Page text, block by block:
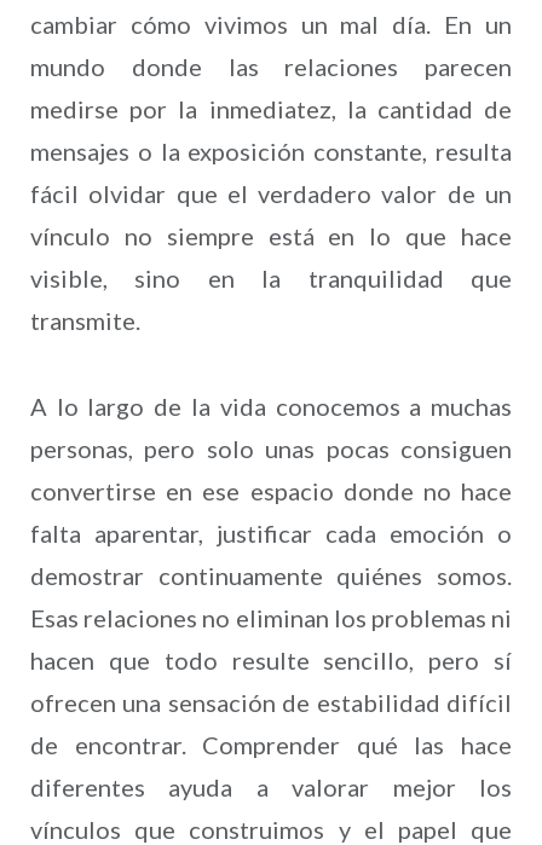
cambiar cómo vivimos un mal día. En un
mundo donde las relaciones parecen
medirse por la inmediatez, la cantidad de
mensajes o la exposición constante, resulta
fácil olvidar que el verdadero valor de un
vínculo no siempre está en lo que hace
visible, sino en la tranquilidad que
transmite.
A lo largo de la vida conocemos a muchas
personas, pero solo unas pocas consiguen
convertirse en ese espacio donde no hace
falta aparentar, justificar cada emoción o
demostrar continuamente quiénes somos.
Esas relaciones no eliminan los problemas ni
hacen que todo resulte sencillo, pero sí
ofrecen una sensación de estabilidad difícil
de encontrar. Comprender qué las hace
diferentes ayuda a valorar mejor los
vínculos que construimos y el papel que